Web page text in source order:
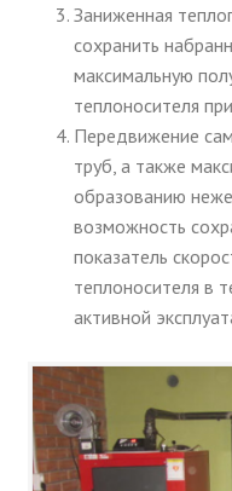
Заниженная
сохранить
максимальную
теплоносителя
Передвижение
труб, а также
образованию
возможность
показатель
теплоносителя в
активной